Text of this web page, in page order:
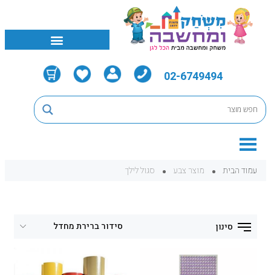
02-6749494
עמוד הבית מוצר צבע סגול לילך
סינון